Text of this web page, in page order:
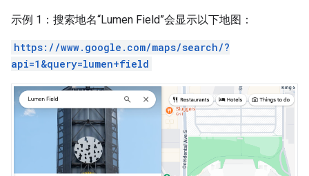
示例 1：搜索地名“Lumen Field”会显示以下地图：
https://www.google.com/maps/search/?
api=1&query=lumen+field